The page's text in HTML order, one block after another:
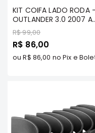
KIT COIFA LADO RODA -
OUTLANDER 3.0 2007 A
2024 - TECNOPART -
3817A124 TP
Preço
R$ 99,00
Preço
Especial
R$ 86,00
ouR$ 86,00 no Pix e